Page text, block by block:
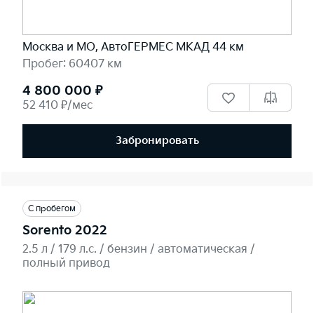
Москва и МО, АвтоГЕРМЕС МКАД 44 км
Пробег: 60407 км
4 800 000 ₽
52 410 ₽/мес
Забронировать
С пробегом
Sorento 2022
2.5 л / 179 л.c. / бензин / автоматическая /
полный привод